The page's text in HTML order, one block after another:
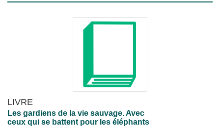
LIVRE
Les gardiens de la vie sauvage. Avec
ceux qui se battent pour les éléphants